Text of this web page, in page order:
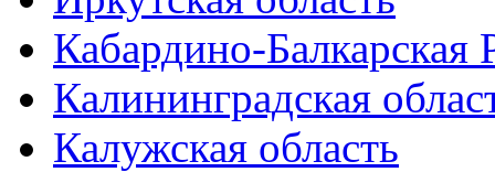
Кабардино-Балкарская
Калининградская
Калужская область